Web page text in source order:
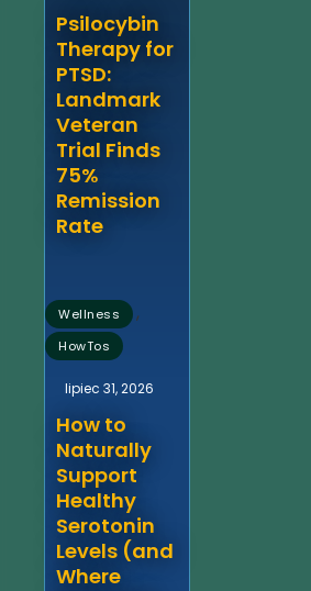
Psilocybin
Therapy for
PTSD:
Landmark
Veteran
Trial Finds
75%
Remission
Rate
Wellness ,
HowTos
lipiec 31, 2026
How to
Naturally
Support
Healthy
Serotonin
Levels (and
Where